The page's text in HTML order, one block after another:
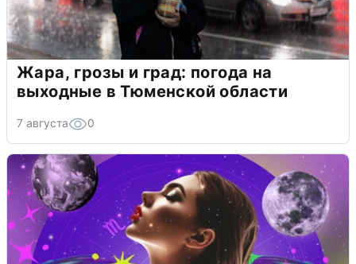
Жара, грозы и град: погода на
выходные в Тюменской области
7 августа 0